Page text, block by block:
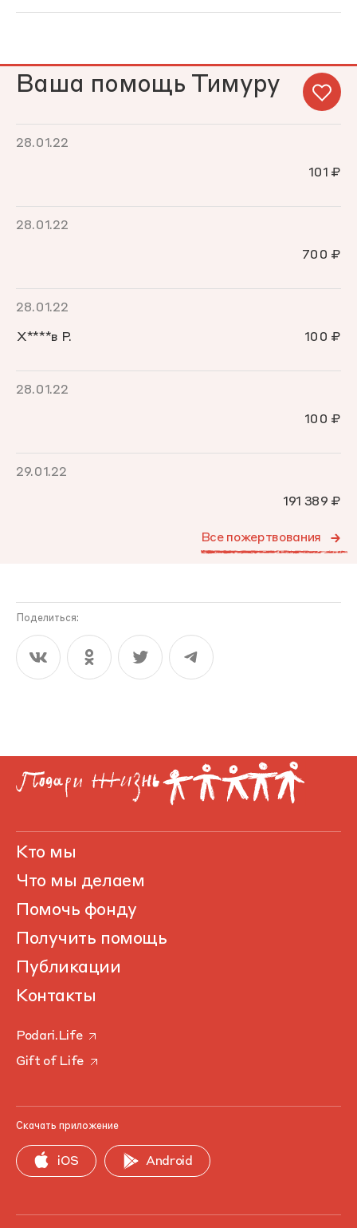
Ваша помощь Тимуру
28.01.22
101 ₽
28.01.22
700 ₽
28.01.22
Х****в Р. 100 ₽
28.01.22
100 ₽
29.01.22
191 389 ₽
Все пожертвования
Поделиться:
Кто мы
Что мы делаем
Помочь фонду
Получить помощь
Публикации
Контакты
Podari.Life
Gift of Life
Скачать приложение
iOS Android